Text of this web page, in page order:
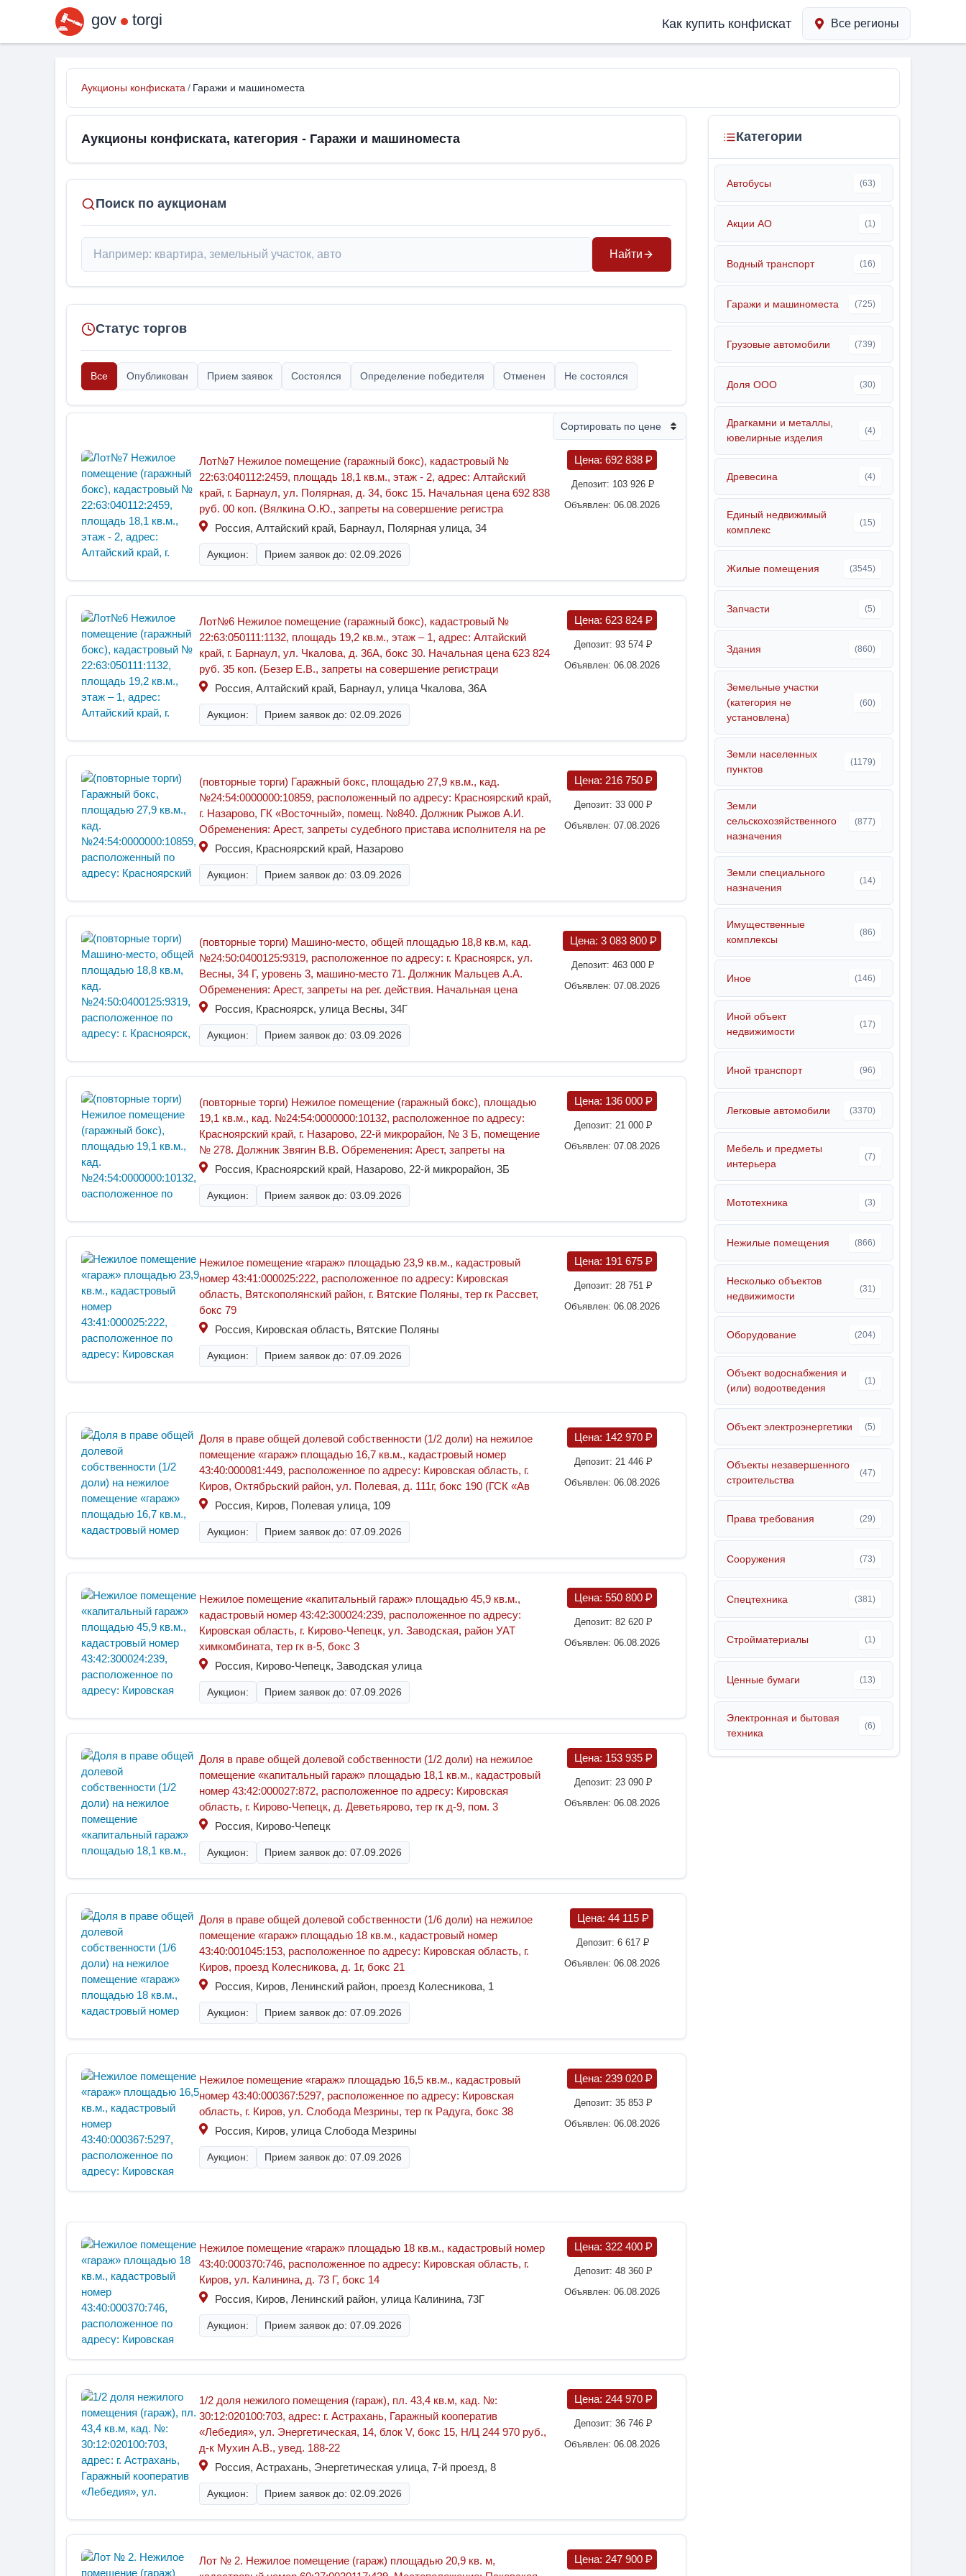
gov torgi Как купить конфискат Все регионы
Аукционы конфиската / Гаражи и машиноместа
Аукционы конфиската, категория - Гаражи и машиноместа
Поиск по аукционам
Найти
Статус торгов
Все Опубликован Прием заявок Состоялся Определение победителя Отменен Не состоялся
Сортировать по цене
Лот№7 Нежилое помещение (гаражный бокс), кадастровый №
22:63:040112:2459, площадь 18,1 кв.м., этаж - 2, адрес: Алтайский
край, г. Барнаул, ул. Полярная, д. 34, бокс 15. Начальная цена 692 838
руб. 00 коп. (Вялкина О.Ю., запреты на совершение регистра
Россия, Алтайский край, Барнаул, Полярная улица, 34
Аукцион: Прием заявок до: 02.09.2026
Цена: 692 838 P
Депозит: 103 926P
Объявлен: 06.08.2026
Лот№6 Нежилое помещение (гаражный бокс), кадастровый №
22:63:050111:1132, площадь 19,2 кв.м., этаж – 1, адрес: Алтайский
край, г. Барнаул, ул. Чкалова, д. 36А, бокс 30. Начальная цена 623 824
руб. 35 коп. (Безер Е.В., запреты на совершение регистраци
Россия, Алтайский край, Барнаул, улица Чкалова, 36А
Аукцион: Прием заявок до: 02.09.2026
Цена: 623 824 P
Депозит: 93 574 P
Объявлен: 06.08.2026
(повторные торги) Гаражный бокс, площадью 27,9 кв.м., кад.
№24:54:0000000:10859, расположенный по адресу: Красноярский край,
г. Назарово, ГК «Восточный», помещ. №840. Должник Рыжов А.И.
Обременения: Арест, запреты судебного пристава исполнителя на ре
Россия, Красноярский край, Назарово
Аукцион: Прием заявок до: 03.09.2026
Цена: 216 750 P
Депозит: 33 000 P
Объявлен: 07.08.2026
(повторные торги) Машино-место, общей площадью 18,8 кв.м, кад.
№24:50:0400125:9319, расположенное по адресу: г. Красноярск, ул.
Весны, 34 Г, уровень 3, машино-место 71. Должник Мальцев А.А.
Обременения: Арест, запреты на рег. действия. Начальная цена
Россия, Красноярск, улица Весны, 34Г
Аукцион: Прием заявок до: 03.09.2026
Цена: 3 083 800 P
Депозит: 463 000P
Объявлен: 07.08.2026
(повторные торги) Нежилое помещение (гаражный бокс), площадью
19,1 кв.м., кад. №24:54:0000000:10132, расположенное по адресу:
Красноярский край, г. Назарово, 22-й микрорайон, № 3 Б, помещение
№ 278. Должник Звягин В.В. Обременения: Арест, запреты на
Россия, Красноярский край, Назарово, 22-й микрорайон, 3Б
Аукцион: Прием заявок до: 03.09.2026
Цена: 136 000 P
Депозит: 21 000 P
Объявлен: 07.08.2026
Нежилое помещение «гараж» площадью 23,9 кв.м., кадастровый
номер 43:41:000025:222, расположенное по адресу: Кировская
область, Вятскополянский район, г. Вятские Поляны, тер гк Рассвет,
бокс 79
Россия, Кировская область, Вятские Поляны
Аукцион: Прием заявок до: 07.09.2026
Цена: 191 675 P
Депозит: 28 751 P
Объявлен: 06.08.2026
Доля в праве общей долевой собственности (1/2 доли) на нежилое
помещение «гараж» площадью 16,7 кв.м., кадастровый номер
43:40:000081:449, расположенное по адресу: Кировская область, г.
Киров, Октябрьский район, ул. Полевая, д. 111г, бокс 190 (ГСК «Ав
Россия, Киров, Полевая улица, 109
Аукцион: Прием заявок до: 07.09.2026
Цена: 142 970 P
Депозит: 21 446 P
Объявлен: 06.08.2026
Нежилое помещение «капитальный гараж» площадью 45,9 кв.м.,
кадастровый номер 43:42:300024:239, расположенное по адресу:
Кировская область, г. Кирово-Чепецк, ул. Заводская, район УАТ
химкомбината, тер гк в-5, бокс 3
Россия, Кирово-Чепецк, Заводская улица
Аукцион: Прием заявок до: 07.09.2026
Цена: 550 800 P
Депозит: 82 620 P
Объявлен: 06.08.2026
Доля в праве общей долевой собственности (1/2 доли) на нежилое
помещение «капитальный гараж» площадью 18,1 кв.м., кадастровый
номер 43:42:000027:872, расположенное по адресу: Кировская
область, г. Кирово-Чепецк, д. Деветьярово, тер гк д-9, пом. 3
Россия, Кирово-Чепецк
Аукцион: Прием заявок до: 07.09.2026
Цена: 153 935 P
Депозит: 23 090 P
Объявлен: 06.08.2026
Доля в праве общей долевой собственности (1/6 доли) на нежилое
помещение «гараж» площадью 18 кв.м., кадастровый номер
43:40:001045:153, расположенное по адресу: Кировская область, г.
Киров, проезд Колесникова, д. 1г, бокс 21
Россия, Киров, Ленинский район, проезд Колесникова, 1
Аукцион: Прием заявок до: 07.09.2026
Цена: 44 115P
Депозит: 6 617P
Объявлен: 06.08.2026
Нежилое помещение «гараж» площадью 16,5 кв.м., кадастровый
номер 43:40:000367:5297, расположенное по адресу: Кировская
область, г. Киров, ул. Слобода Мезрины, тер гк Радуга, бокс 38
Россия, Киров, улица Слобода Мезрины
Аукцион: Прием заявок до: 07.09.2026
Цена: 239 020 P
Депозит: 35 853 P
Объявлен: 06.08.2026
Нежилое помещение «гараж» площадью 18 кв.м., кадастровый номер
43:40:000370:746, расположенное по адресу: Кировская область, г.
Киров, ул. Калинина, д. 73 Г, бокс 14
Россия, Киров, Ленинский район, улица Калинина, 73Г
Аукцион: Прием заявок до: 07.09.2026
Цена: 322 400 P
Депозит: 48 360 P
Объявлен: 06.08.2026
1/2 доля нежилого помещения (гараж), пл. 43,4 кв.м, кад. №:
30:12:020100:703, адрес: г. Астрахань, Гаражный кооператив
«Лебедия», ул. Энергетическая, 14, блок V, бокс 15, Н/Ц 244 970 руб.,
д-к Мухин А.В., увед. 188-22
Россия, Астрахань, Энергетическая улица, 7-й проезд, 8
Аукцион: Прием заявок до: 02.09.2026
Цена: 244 970 P
Депозит: 36 746 P
Объявлен: 06.08.2026
Лот № 2. Нежилое помещение (гараж) площадью 20,9 кв. м,
Цена: 247 900 P
Категории
Автобусы (63)
Акции АО (1)
Водный транспорт (16)
Гаражи и машиноместа (725)
Грузовые автомобили (739)
Доля ООО (30)
Драгкамни и металлы,
ювелирные изделия
(4)
Древесина (4)
Единый недвижимый
комплекс
(15)
Жилые помещения (3545)
Запчасти (5)
Здания (860)
Земельные участки
(категория не
установлена)
(60)
Земли населенных
пунктов
(1179)
Земли
сельскохозяйственного
назначения
(877)
Земли специального
назначения
(14)
Имущественные
комплексы
(86)
Иное (146)
Иной объект
недвижимости
(17)
Иной транспорт (96)
Легковые автомобили (3370)
Мебель и предметы
интерьера
(7)
Мототехника (3)
Нежилые помещения (866)
Несколько объектов
недвижимости
(31)
Оборудование (204)
Объект водоснабжения и
(или) водоотведения
(1)
Объект электроэнергетики (5)
Объекты незавершенного
строительства
(47)
Права требования (29)
Сооружения (73)
Спецтехника (381)
Стройматериалы (1)
Ценные бумаги (13)
Электронная и бытовая
техника
(6)